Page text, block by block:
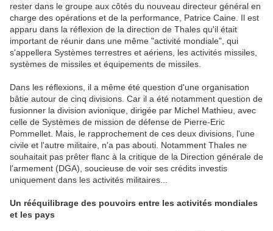
rester dans le groupe aux côtés du nouveau directeur général en
charge des opérations et de la performance, Patrice Caine. Il est
apparu dans la réflexion de la direction de Thales qu'il était
important de réunir dans une même "activité mondiale", qui
s'appellera Systèmes terrestres et aériens, les activités missiles,
systèmes de missiles et équipements de missiles.
Dans les réflexions, il a même été question d'une organisation
bâtie autour de cinq divisions. Car il a été notamment question de
fusionner la division avionique, dirigée par Michel Mathieu, avec
celle de Systèmes de mission de défense de Pierre-Eric
Pommellet. Mais, le rapprochement de ces deux divisions, l'une
civile et l'autre militaire, n'a pas abouti. Notamment Thales ne
souhaitait pas prêter flanc à la critique de la Direction générale de
l'armement (DGA), soucieuse de voir ses crédits investis
uniquement dans les activités militaires...
Un rééquilibrage des pouvoirs entre les activités mondiales
et les pays